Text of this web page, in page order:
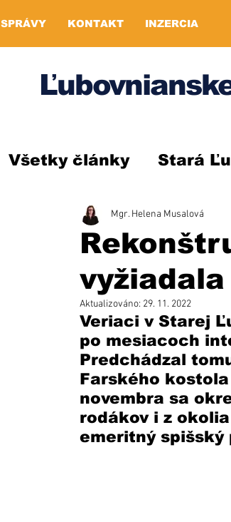
SPRÁVY KONTAKT INZERCIA
Všetky články Stará
Mgr. Helena Musalová
Aktualizováno: 29. 11. 2022
Veriaci v Starej
po mesiacoch
Predchádzal
Farského kostola
novembra sa
rodákov i z
emeritný spišský